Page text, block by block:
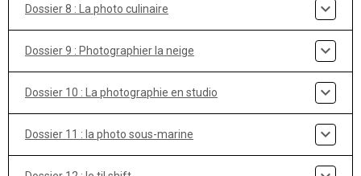
Dossier 8 : La photo culinaire
Dossier 9 : Photographier la neige
Dossier 10 : La photographie en studio
Dossier 11 : la photo sous-marine